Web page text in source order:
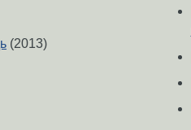
(2013)